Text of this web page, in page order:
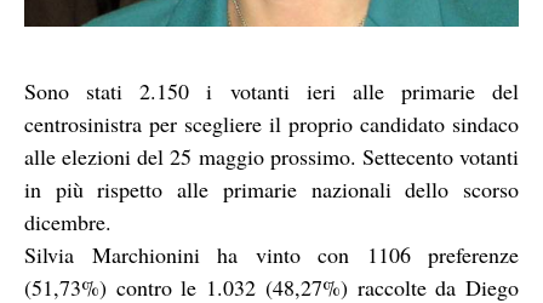
Sono stati 2.150 i votanti ieri alle primarie del
centrosinistra per scegliere il proprio candidato sindaco
alle elezioni del 25 maggio prossimo. Settecento votanti
in più rispetto alle primarie nazionali dello scorso
dicembre.
Silvia Marchionini ha vinto con 1106 preferenze
(51,73%) contro le 1.032 (48,27%) raccolte da Diego